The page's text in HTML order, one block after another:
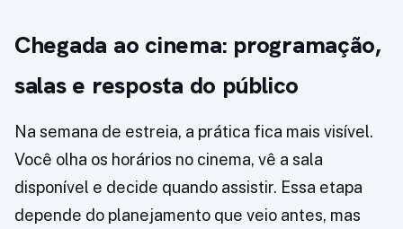
Chegada ao cinema: programação,
salas e resposta do público
Na semana de estreia, a prática fica mais visível.
Você olha os horários no cinema, vê a sala
disponível e decide quando assistir. Essa etapa
depende do planejamento que veio antes, mas